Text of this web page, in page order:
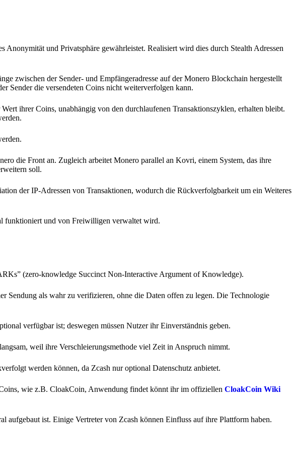
Anonymität und Privatsphäre gewährleistet. Realisiert wird dies durch Stealth Adressen
zwischen der Sender- und Empfängeradresse auf der Monero Blockchain hergestellt
Sender die versendeten Coins nicht weiterverfolgen kann.
ihrer Coins, unabhängig von den durchlaufenen Transaktionszyklen, erhalten bleibt.
die Front an. Zugleich arbeitet Monero parallel an Kovri, einem System, das ihre
soll.
der IP-Adressen von Transaktionen, wodurch die Rückverfolgbarkeit um ein Weiteres
funktioniert und von Freiwilligen verwaltet wird.
(zero-knowledge Succinct Non-Interactive Argument of Knowledge).
Sendung als wahr zu verifizieren, ohne die Daten offen zu legen. Die Technologie
verfügbar ist; deswegen müssen Nutzer ihr Einverständnis geben.
weil ihre Verschleierungsmethode viel Zeit in Anspruch nimmt.
werden können, da Zcash nur optional Datenschutz anbietet.
wie z.B. CloakCoin, Anwendung findet könnt ihr im offiziellen CloakCoin Wiki
aufgebaut ist. Einige Vertreter von Zcash können Einfluss auf ihre Plattform haben.